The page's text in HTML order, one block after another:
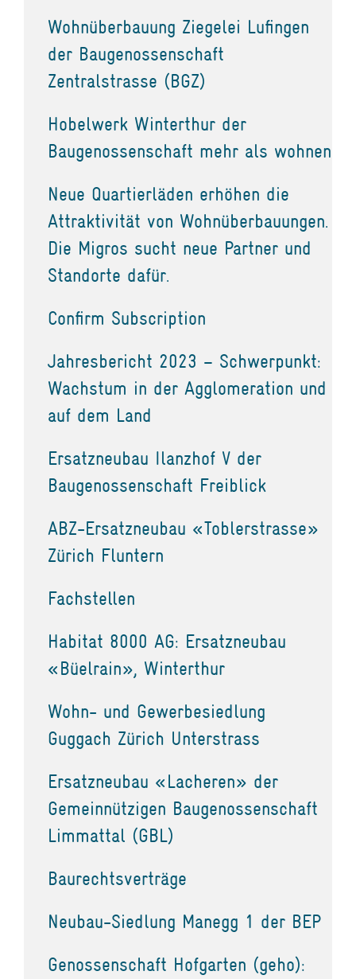
Wohnüberbauung Ziegelei Lufingen
der Baugenossenschaft
Zentralstrasse (BGZ)
Hobelwerk Winterthur der
Baugenossenschaft mehr als wohnen
Neue Quartierläden erhöhen die
Attraktivität von Wohnüberbauungen.
Die Migros sucht neue Partner und
Standorte dafür.
Confirm Subscription
Jahresbericht 2023 – Schwerpunkt:
Wachstum in der Agglomeration und
auf dem Land
Ersatzneubau Ilanzhof V der
Baugenossenschaft Freiblick
ABZ-Ersatzneubau «Toblerstrasse»
Zürich Fluntern
Fachstellen
Habitat 8000 AG: Ersatzneubau
«Büelrain», Winterthur
Wohn- und Gewerbesiedlung
Guggach Zürich Unterstrass
Ersatzneubau «Lacheren» der
Gemeinnützigen Baugenossenschaft
Limmattal (GBL)
Baurechtsverträge
Neubau-Siedlung Manegg 1 der BEP
Genossenschaft Hofgarten (geho):